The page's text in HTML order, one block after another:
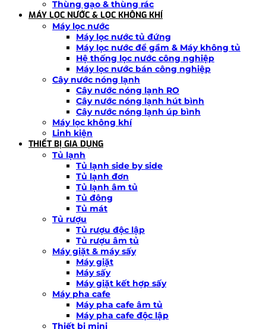
Thùng gạo & thùng rác
MÁY LỌC NƯỚC & LỌC KHÔNG KHÍ
Máy lọc nước
Máy lọc nước tủ đứng
Máy lọc nước để gầm & Máy không tủ
Hệ thống lọc nước công nghiệp
Máy lọc nước bán công nghiệp
Cây nước nóng lạnh
Cây nước nóng lạnh RO
Cây nước nóng lạnh hút bình
Cây nước nóng lạnh úp bình
Máy lọc không khí
Linh kiện
THIẾT BỊ GIA DỤNG
Tủ lạnh
Tủ lạnh side by side
Tủ lạnh đơn
Tủ lạnh âm tủ
Tủ đông
Tủ mát
Tủ rượu
Tủ rượu độc lập
Tủ rượu âm tủ
Máy giặt & máy sấy
Máy giặt
Máy sấy
Máy giặt kết hợp sấy
Máy pha cafe
Máy pha cafe âm tủ
Máy pha cafe độc lập
Thiết bị mini